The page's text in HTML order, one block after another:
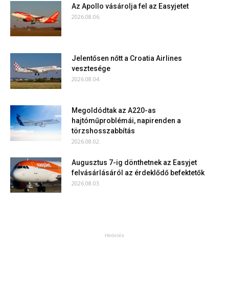
Az Apollo vásárolja fel az Easyjetet
2026.08.06.
Jelentősen nőtt a Croatia Airlines
vesztesége
2026.08.04.
Megoldódtak az A220-as
hajtóműproblémái, napirenden a
törzshosszabbítás
2026.08.02.
Augusztus 7-ig dönthetnek az Easyjet
felvásárlásáról az érdeklődő befektetők
2026.08.03.
Hirdetés